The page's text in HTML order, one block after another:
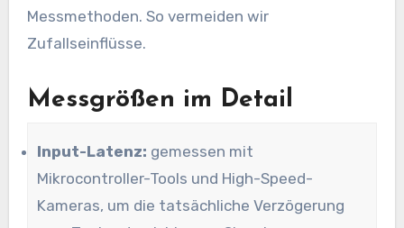
Messmethoden. So vermeiden wir
Zufallseinflüsse.
Messgrößen im Detail
Input-Latenz: gemessen mit
Mikrocontroller-Tools und High-Speed-
Kameras, um die tatsächliche Verzögerung